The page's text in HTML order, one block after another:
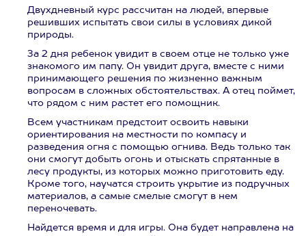
Двухдневный курс рассчитан на людей, впервые
решивших испытать свои силы в условиях дикой
природы.
За 2 дня ребенок увидит в своем отце не только уже
знакомого им папу. Он увидит друга, вместе с ними
принимающего решения по жизненно важным
вопросам в сложных обстоятельствах. А отец поймет,
что рядом с ним растет его помощник.
Всем участникам предстоит освоить навыки
ориентирования на местности по компасу и
разведения огня с помощью огнива. Ведь только так
они смогут добыть огонь и отыскать спрятанные в
лесу продукты, из которых можно приготовить еду.
Кроме того, научатся строить укрытие из подручных
материалов, а самые смелые смогут в нем
переночевать.
Найдется время и для игры. Она будет направлена на